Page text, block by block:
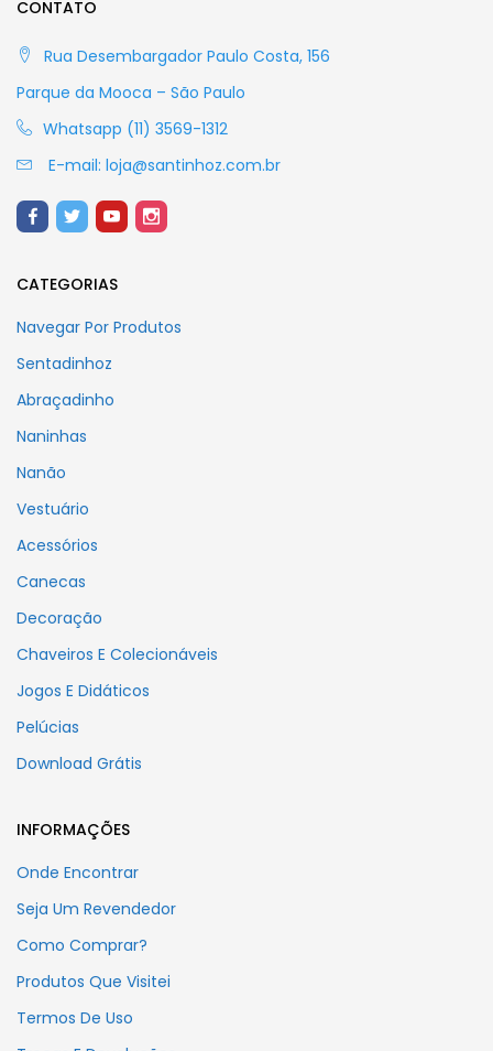
CONTATO
Rua Desembargador Paulo Costa, 156
Parque da Mooca – São Paulo
Whatsapp (11) 3569-1312
E-mail: loja@santinhoz.com.br
CATEGORIAS
Navegar Por Produtos
Sentadinhoz
Abraçadinho
Naninhas
Nanão
Vestuário
Acessórios
Canecas
Decoração
Chaveiros E Colecionáveis
Jogos E Didáticos
Pelúcias
Download Grátis
INFORMAÇÕES
Onde Encontrar
Seja Um Revendedor
Como Comprar?
Produtos Que Visitei
Termos De Uso